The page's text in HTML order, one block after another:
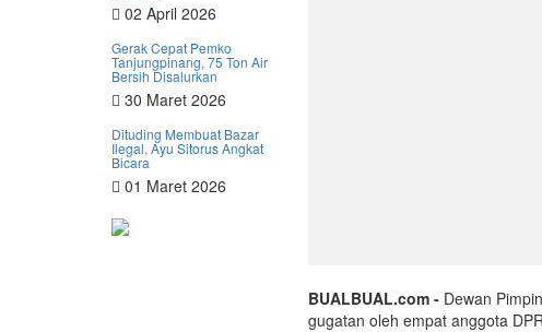
02 April 2026
Gerak Cepat Pemko
Tanjungpinang, 75 Ton Air
Bersih Disalurkan
30 Maret 2026
Dituding Membuat Bazar
Ilegal, Ayu Sitorus Angkat
Bicara
01 Maret 2026
BUALBUAL.com - Dewan
gugatan oleh empat anggota